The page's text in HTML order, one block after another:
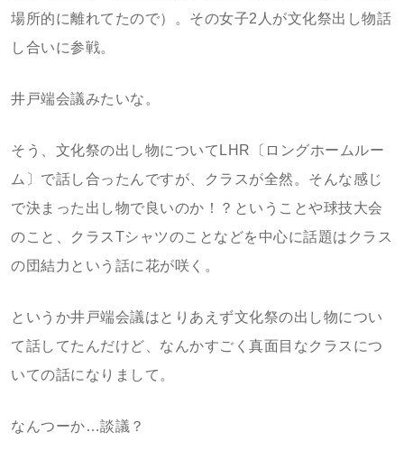
場所的に離れてたので）。その女子2人が文化祭出し物話
し合いに参戦。
井戸端会議みたいな。
そう、文化祭の出し物についてLHR〔ロングホームルー
ム〕で話し合ったんですが、クラスが全然。そんな感じ
で決まった出し物で良いのか！？ということや球技大会
のこと、クラスTシャツのことなどを中心に話題はクラス
の団結力という話に花が咲く。
というか井戸端会議はとりあえず文化祭の出し物につい
て話してたんだけど、なんかすごく真面目なクラスにつ
いての話になりまして。
なんつーか…談議？